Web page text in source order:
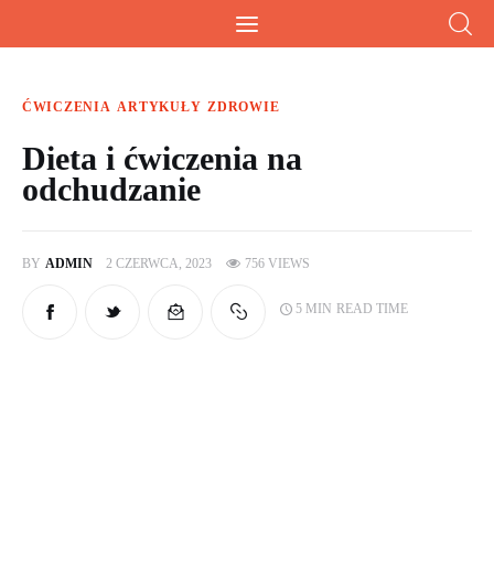
Home
ĆWICZENIA ARTYKUŁY ZDROWIE
Dieta i ćwiczenia na
odchudzanie
BY ADMIN 2 CZERWCA, 2023 756 VIEWS
5 MIN READ TIME